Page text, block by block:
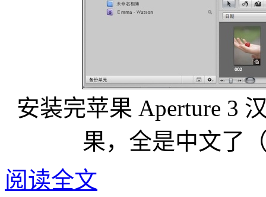
安装完苹果 Aperture 3
果，全是中文了
阅读全文